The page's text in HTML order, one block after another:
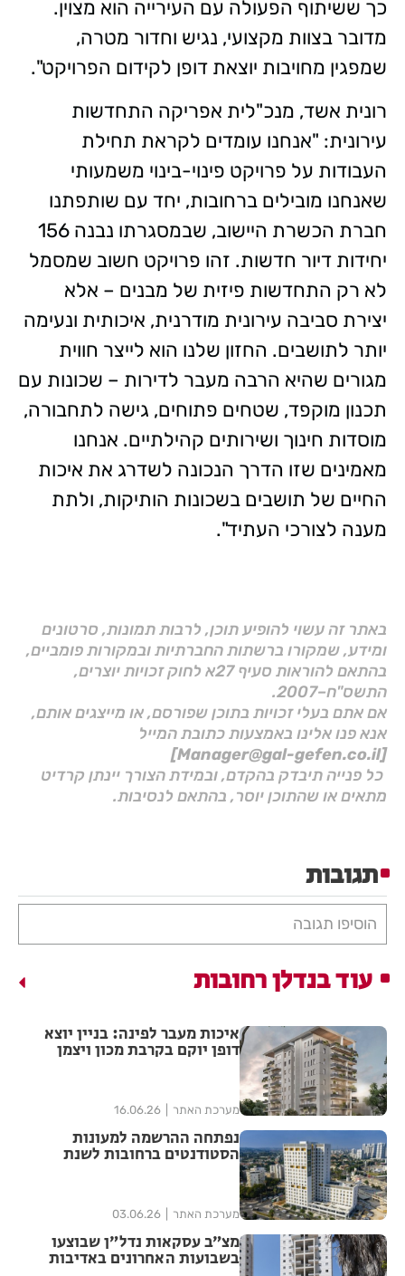
כך ששיתוף הפעולה עם העירייה הוא מצוין.
מדובר בצוות מקצועי, נגיש וחדור מטרה,
שמפגין מחויבות יוצאת דופן לקידום הפרויקט".
רונית אשד, מנכ"לית אפריקה התחדשות
עירונית: "אנחנו עומדים לקראת תחילת
העבודות על פרויקט פינוי-בינוי משמעותי
שאנחנו מובילים ברחובות, יחד עם שותפתנו
חברת הכשרת היישוב, שבמסגרתו נבנה 156
יחידות דיור חדשות. זהו פרויקט חשוב שמסמל
לא רק התחדשות פיזית של מבנים – אלא
יצירת סביבה עירונית מודרנית, איכותית ונעימה
יותר לתושבים. החזון שלנו הוא לייצר חווית
מגורים שהיא הרבה מעבר לדירות – שכונות עם
תכנון מוקפד, שטחים פתוחים, גישה לתחבורה,
מוסדות חינוך ושירותים קהילתיים. אנחנו
מאמינים שזו הדרך הנכונה לשדרג את איכות
החיים של תושבים בשכונות הותיקות, ולתת
מענה לצורכי העתיד".
באתר זה עשוי להופיע תוכן, לרבות תמונות, סרטונים
ומידע, שמקורו ברשתות החברתיות ובמקורות פומביים,
בהתאם להוראות סעיף 27א לחוק זכויות יוצרים,
התשס"ח–2007.
אם אתם בעלי זכויות בתוכן שפורסם, או מייצגים אותם,
אנא פנו אלינו באמצעות כתובת המייל
[Manager@gal-gefen.co.il]
כל פנייה תיבדק בהקדם, ובמידת הצורך יינתן קרדיט
מתאים או שהתוכן יוסר, בהתאם לנסיבות.
תגובות
הוסיפו תגובה
עוד בנדלן רחובות
איכות מעבר לפינה: בניין יוצא
דופן יוקם בקרבת מכון ויצמן
מערכת האתר 16.06.26
נפתחה ההרשמה למעונות
הסטודנטים ברחובות לשנת
מערכת האתר 03.06.26
מצ״ב עסקאות נדל״ן שבוצעו
בשבועות האחרונים באדיבות